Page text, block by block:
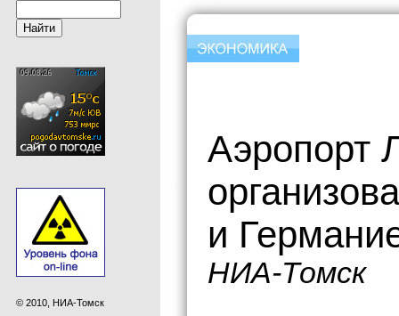
© 2010, НИА-Томск
Аэропорт
и
НИА-Томск